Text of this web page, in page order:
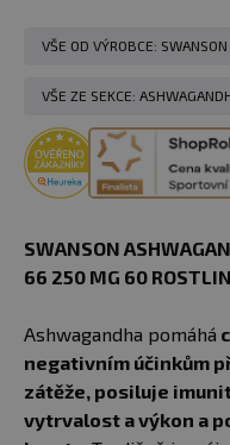
VŠE OD VÝROBCE: SWANSON
VŠE ZE SEKCE:
SWANSON
66 250 MG 60
Ashwagandha pomáhá
negativním účinkům
zátěže, posiluje
vytrvalost a výkon a